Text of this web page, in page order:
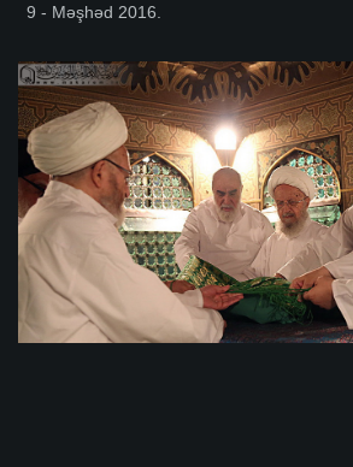
9 - Məşhəd 2016.